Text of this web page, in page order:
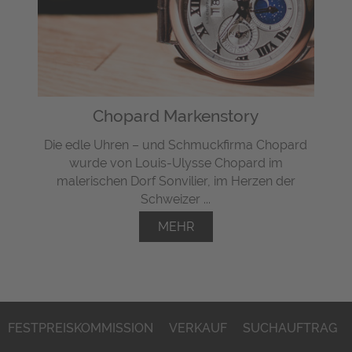
Chopard Markenstory
Die edle Uhren – und Schmuckfirma Chopard
wurde von Louis-Ulysse Chopard im
malerischen Dorf Sonvilier, im Herzen der
Schweizer ...
MEHR
FESTPREISKOMMISSION VERKAUF SUCHAUFTRAG